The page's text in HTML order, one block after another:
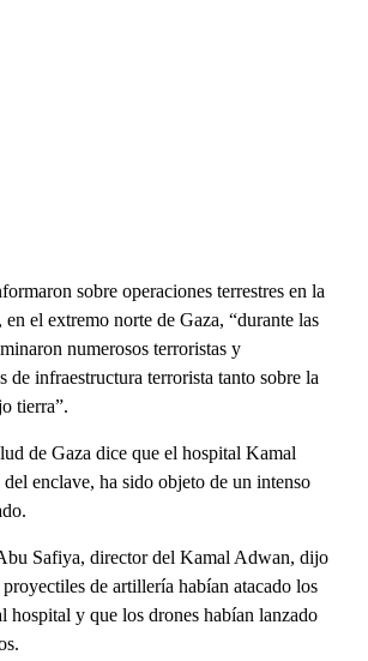
sobre operaciones terrestres en la
el extremo norte de Gaza, “durante las
numerosos terroristas y
de infraestructura terrorista tanto sobre la
tierra”.
de Gaza dice que el hospital Kamal
enclave, ha sido objeto de un intenso
Safiya, director del Kamal Adwan, dijo
de artillería habían atacado los
hospital y que los drones habían lanzado